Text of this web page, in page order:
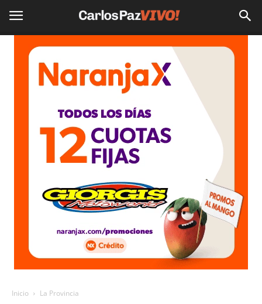
Inicio La Provincia